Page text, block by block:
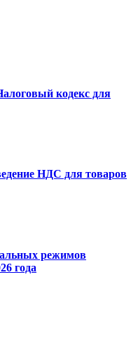
кодекс для
НДС для товаров
режимов
года